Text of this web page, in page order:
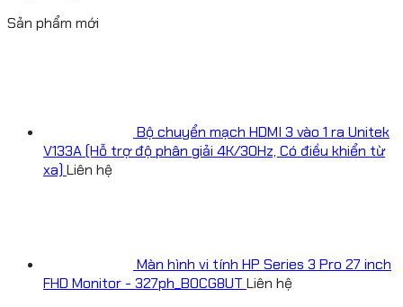
Sản phẩm mới
Bộ chuyển mạch HDMI 3 vào 1 ra Unitek
V133A (Hỗ trợ độ phân giải 4K/30Hz, Có điều khiển từ
xa) Liên hệ
Màn hình vi tính HP Series 3 Pro 27 inch
FHD Monitor - 327ph_B0CG8UT Liên hệ